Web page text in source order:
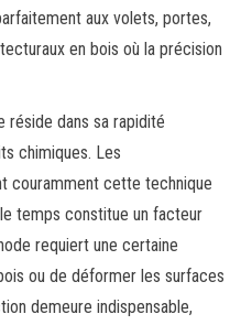
aux volets, portes,
en bois où la précision
réside dans sa rapidité
chimiques. Les
couramment cette technique
temps constitue un facteur
requiert une certaine
ou de déformer les surfaces
demeure indispensable,